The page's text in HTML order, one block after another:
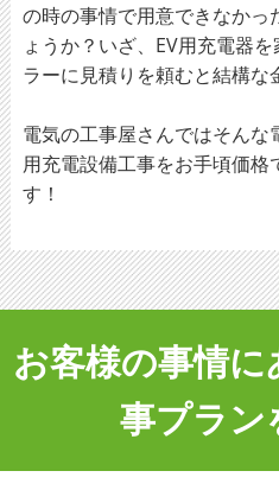
の時の事情で用意できなかっ
ょうか？いざ、EV用充電器
ラーに見積りを頼むと結構な
電気の工事屋さんではそんな
用充電設備工事をお手頃価格
す！
お客様の事情
事プラン